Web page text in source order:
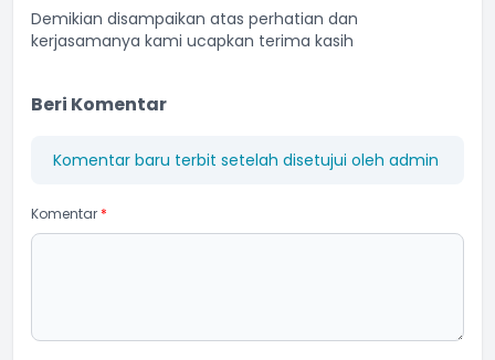
Demikian disampaikan atas perhatian dan
kerjasamanya kami ucapkan terima kasih
Beri Komentar
Komentar baru terbit setelah disetujui oleh admin
Komentar *